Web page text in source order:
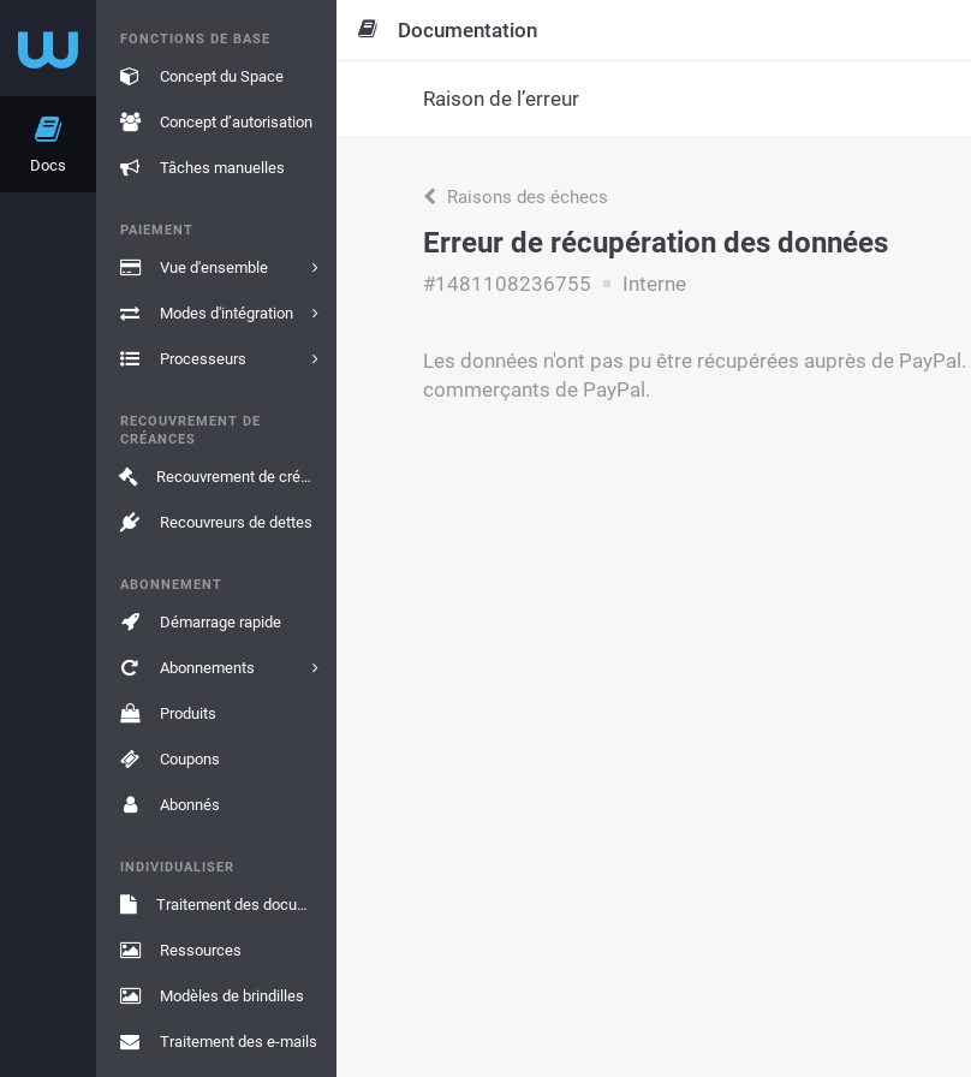
Docs
FONCTIONS DE BASE
Concept du Space
Concept d’autorisation
Tâches manuelles
PAIEMENT
Vue d'ensemble
Modes d'intégration
Processeurs
RECOUVREMENT DE
CRÉANCES
Recouvrement de créances
Recouvreurs de dettes
ABONNEMENT
Démarrage rapide
Abonnements
Produits
Coupons
Abonnés
INDIVIDUALISER
Traitement des documents
Ressources
Modèles de brindilles
Traitement des e-mails
Documentation
Raison de l’erreur
Raisons des échecs
Erreur de récupération des données
#1481108236755 Interne
Les données n'ont pas pu être récupérées auprès de
commerçants de PayPal.